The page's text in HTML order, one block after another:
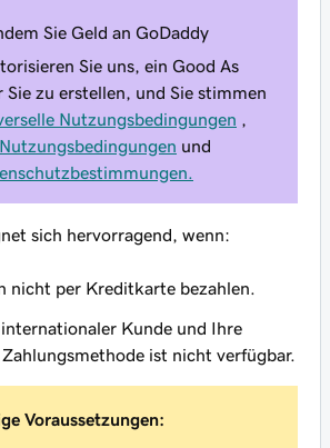
Sie Geld an GoDaddy
Sie uns, ein Good As
zu erstellen, und Sie stimmen
Nutzungsbedingungen
und
sich hervorragend, wenn:
nicht per Kreditkarte bezahlen.
internationaler Kunde und Ihre
ist nicht verfügbar.
Voraussetzungen: